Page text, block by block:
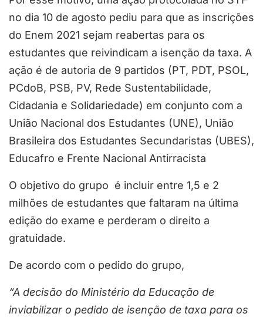
no dia 10 de agosto pediu para que as inscrições
do Enem 2021 sejam reabertas para os
estudantes que reivindicam a isenção da taxa. A
ação é de autoria de 9 partidos (PT, PDT, PSOL,
PCdoB, PSB, PV, Rede Sustentabilidade,
Cidadania e Solidariedade) em conjunto com a
União Nacional dos Estudantes (UNE), União
Brasileira dos Estudantes Secundaristas (UBES),
Educafro e Frente Nacional Antirracista
O objetivo do grupo é incluir entre 1,5 e 2
milhões de estudantes que faltaram na última
edição do exame e perderam o direito a
gratuidade.
De acordo com o pedido do grupo,
“A decisão do Ministério da Educação de
inviabilizar o pedido de isenção de taxa para os